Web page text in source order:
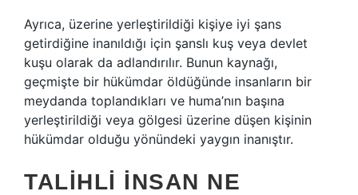
Ayrıca, üzerine yerleştirildiği kişiye iyi şans
getirdiğine inanıldığı için şanslı kuş veya devlet
kuşu olarak da adlandırılır. Bunun kaynağı,
geçmişte bir hükümdar öldüğünde insanların bir
meydanda toplandıkları ve huma’nın başına
yerleştirildiği veya gölgesi üzerine düşen kişinin
hükümdar olduğu yönündeki yaygın inanıştır.
TALIHLI INSAN NE